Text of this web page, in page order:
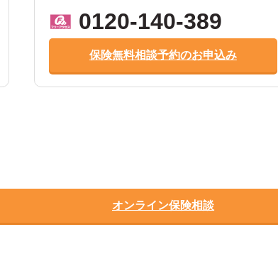
0120-140-389
保険無料相談予約のお申込み
オンライン保険相談